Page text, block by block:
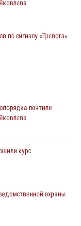
по сигналу «Тревога»
на праздновании
в День Лев-
направлении
почтили
курс
охраны